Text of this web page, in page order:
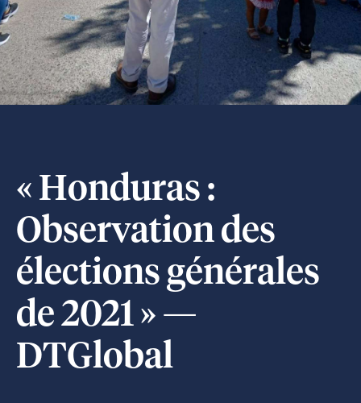
« Honduras :
Observation des
élections générales
de 2021 » —
DTGlobal